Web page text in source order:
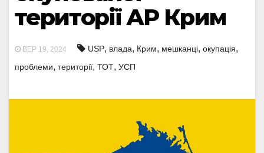
території АР Крим
ВЕР 19, 2024 USP, влада, Крим, мешканці, окупація,
проблеми, території, ТОТ, УСП